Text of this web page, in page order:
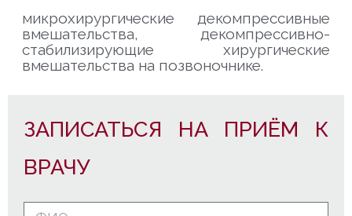
микрохирургические декомпрессивные
вмешательства, декомпрессивно-
стабилизирующие хирургические
вмешательства на позвоночнике.
ЗАПИСАТЬСЯ НА ПРИЁМ К
ВРАЧУ